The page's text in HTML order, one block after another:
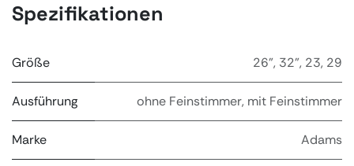
Spezifikationen
Größe 26", 32", 23, 29
Ausführung ohne Feinstimmer, mit Feinstimmer
Marke Adams